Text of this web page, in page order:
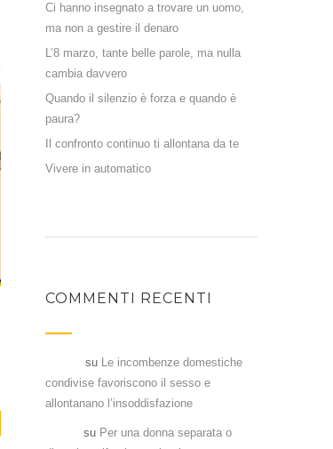
Ci hanno insegnato a trovare un uomo,
ma non a gestire il denaro
L’8 marzo, tante belle parole, ma nulla
cambia davvero
Quando il silenzio è forza e quando è
paura?
Il confronto continuo ti allontana da te
Vivere in automatico
COMMENTI RECENTI
su Le incombenze domestiche
condivise favoriscono il sesso e
allontanano l’insoddisfazione
su Per una donna separata o